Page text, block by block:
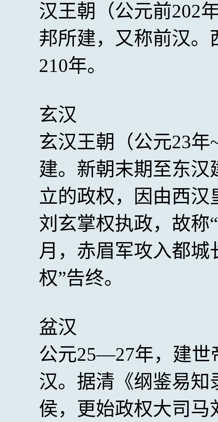
汉王朝（公元前202
邦所建，又称前汉。
210年。
玄汉
玄汉王朝（公元23
建。新朝末期至东
立的政权，因由西汉
刘玄掌权执政，故称
月，赤眉军攻入都城
权”告终。
盆汉
公元25—27年，建世
汉。据清《纲鉴易
侯，更始政权大司